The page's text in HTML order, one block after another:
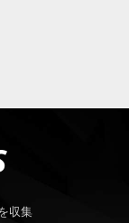
収集